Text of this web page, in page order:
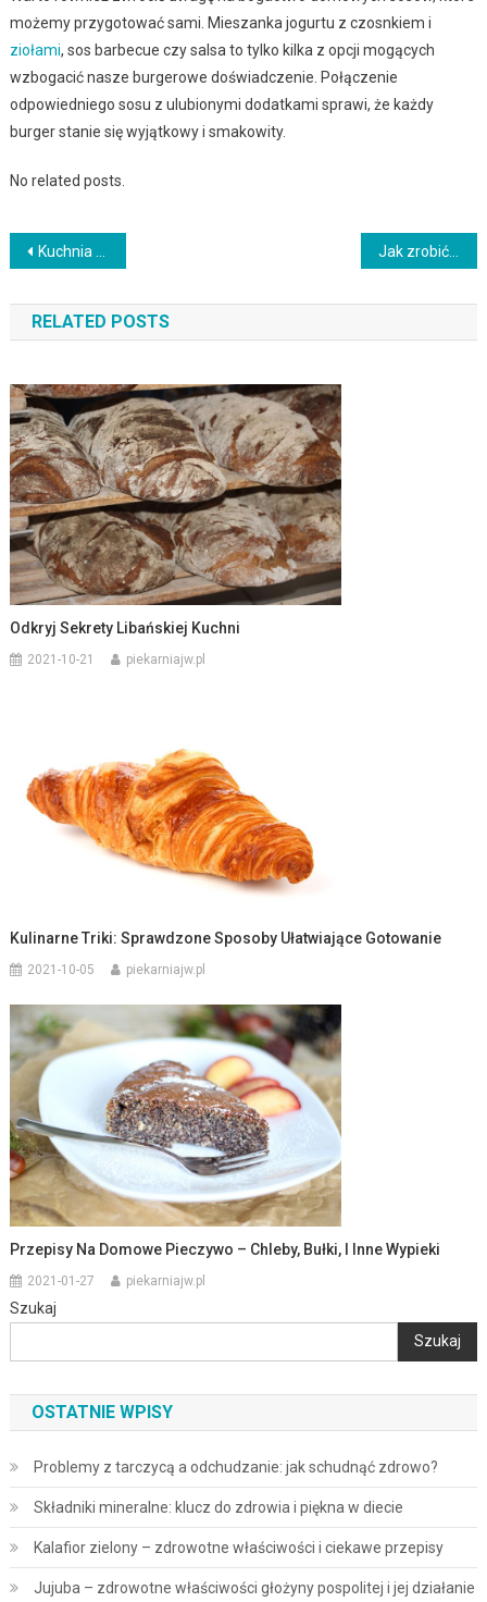
możemy przygotować sami. Mieszanka jogurtu z czosnkiem i
ziołami, sos barbecue czy salsa to tylko kilka z opcji mogących
wzbogacić nasze burgerowe doświadczenie. Połączenie
odpowiedniego sosu z ulubionymi dodatkami sprawi, że każdy
burger stanie się wyjątkowy i smakowity.
No related posts.
Nawigacja
wpisu
Kuchnia fusion: połączenie smaków z różnych kultur w jednym daniu Jak zrobić prosty ser?
RELATED POSTS
Odkryj Sekrety Libańskiej Kuchni
2021-10-21 piekarniajw.pl
Kulinarne Triki: Sprawdzone Sposoby Ułatwiające Gotowanie
2021-10-05 piekarniajw.pl
Przepisy Na Domowe Pieczywo – Chleby, Bułki, I Inne Wypieki
2021-01-27 piekarniajw.pl
Szukaj
Szukaj
OSTATNIE WPISY
Problemy z tarczycą a odchudzanie: jak schudnąć zdrowo?
Składniki mineralne: klucz do zdrowia i piękna w diecie
Kalafior zielony – zdrowotne właściwości i ciekawe przepisy
Jujuba – zdrowotne właściwości głożyny pospolitej i jej działanie